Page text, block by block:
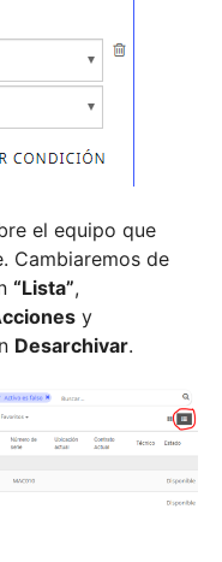
el equipo que
Cambiaremos de
“Lista”,
y
Desarchivar.